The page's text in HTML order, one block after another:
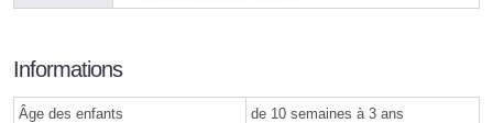
Informations
Âge des enfants de 10 semaines à 3 ans